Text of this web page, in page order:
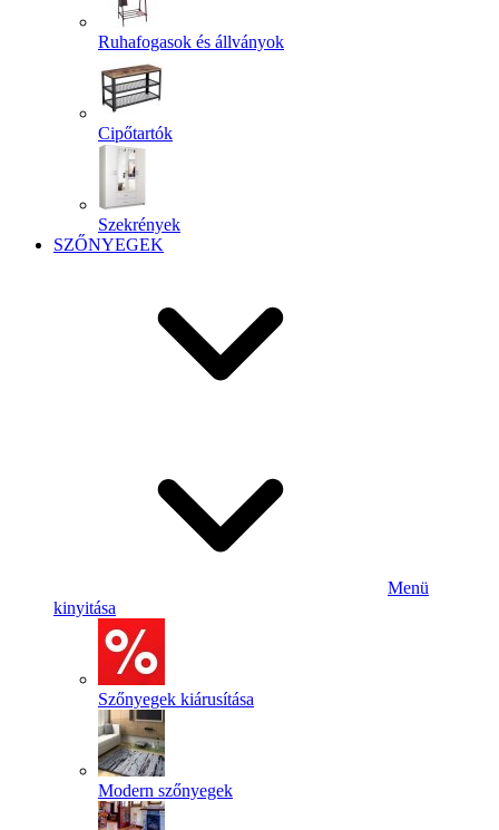
Ruhafogasok és állványok
Cipőtartók
Szekrények
SZŐNYEGEK
Menü
kinyitása
Szőnyegek kiárusítása
Modern szőnyegek